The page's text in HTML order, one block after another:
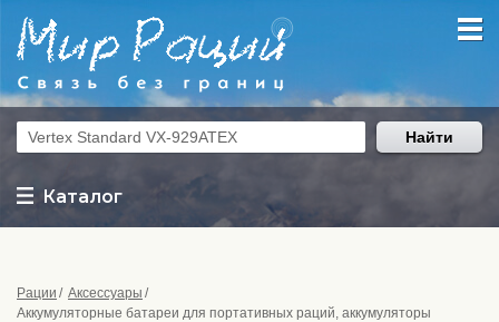
Каталог
Найти
Рации
Аксессуары
Аккумуляторные батареи для портативных раций, аккумуляторы